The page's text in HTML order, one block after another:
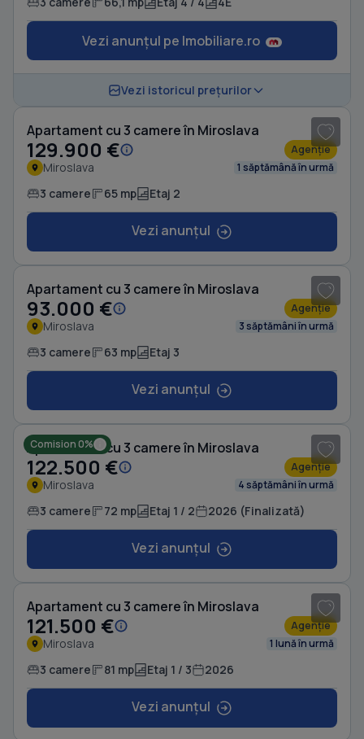
Vezi anunțul pe Imobiliare.ro
Vezi istoricul prețurilor
Apartament cu 3 camere în Miroslava
129.900 € Agenție
Miroslava 1 săptămână în urmă
3 camere 65 mp Etaj 2
Vezi anunțul
Apartament cu 3 camere în Miroslava
93.000 € Agenție
Miroslava 3 săptămâni în urmă
3 camere 63 mp Etaj 3
Vezi anunțul
Comision 0%
Apartament cu 3 camere în Miroslava
122.500 € Agenție
Miroslava 4 săptămâni în urmă
3 camere 72 mp Etaj 1 / 2 2026 (Finalizată)
Vezi anunțul
Apartament cu 3 camere în Miroslava
121.500 € Agenție
Miroslava 1 lună în urmă
3 camere 81 mp Etaj 1 / 3 2026
Vezi anunțul